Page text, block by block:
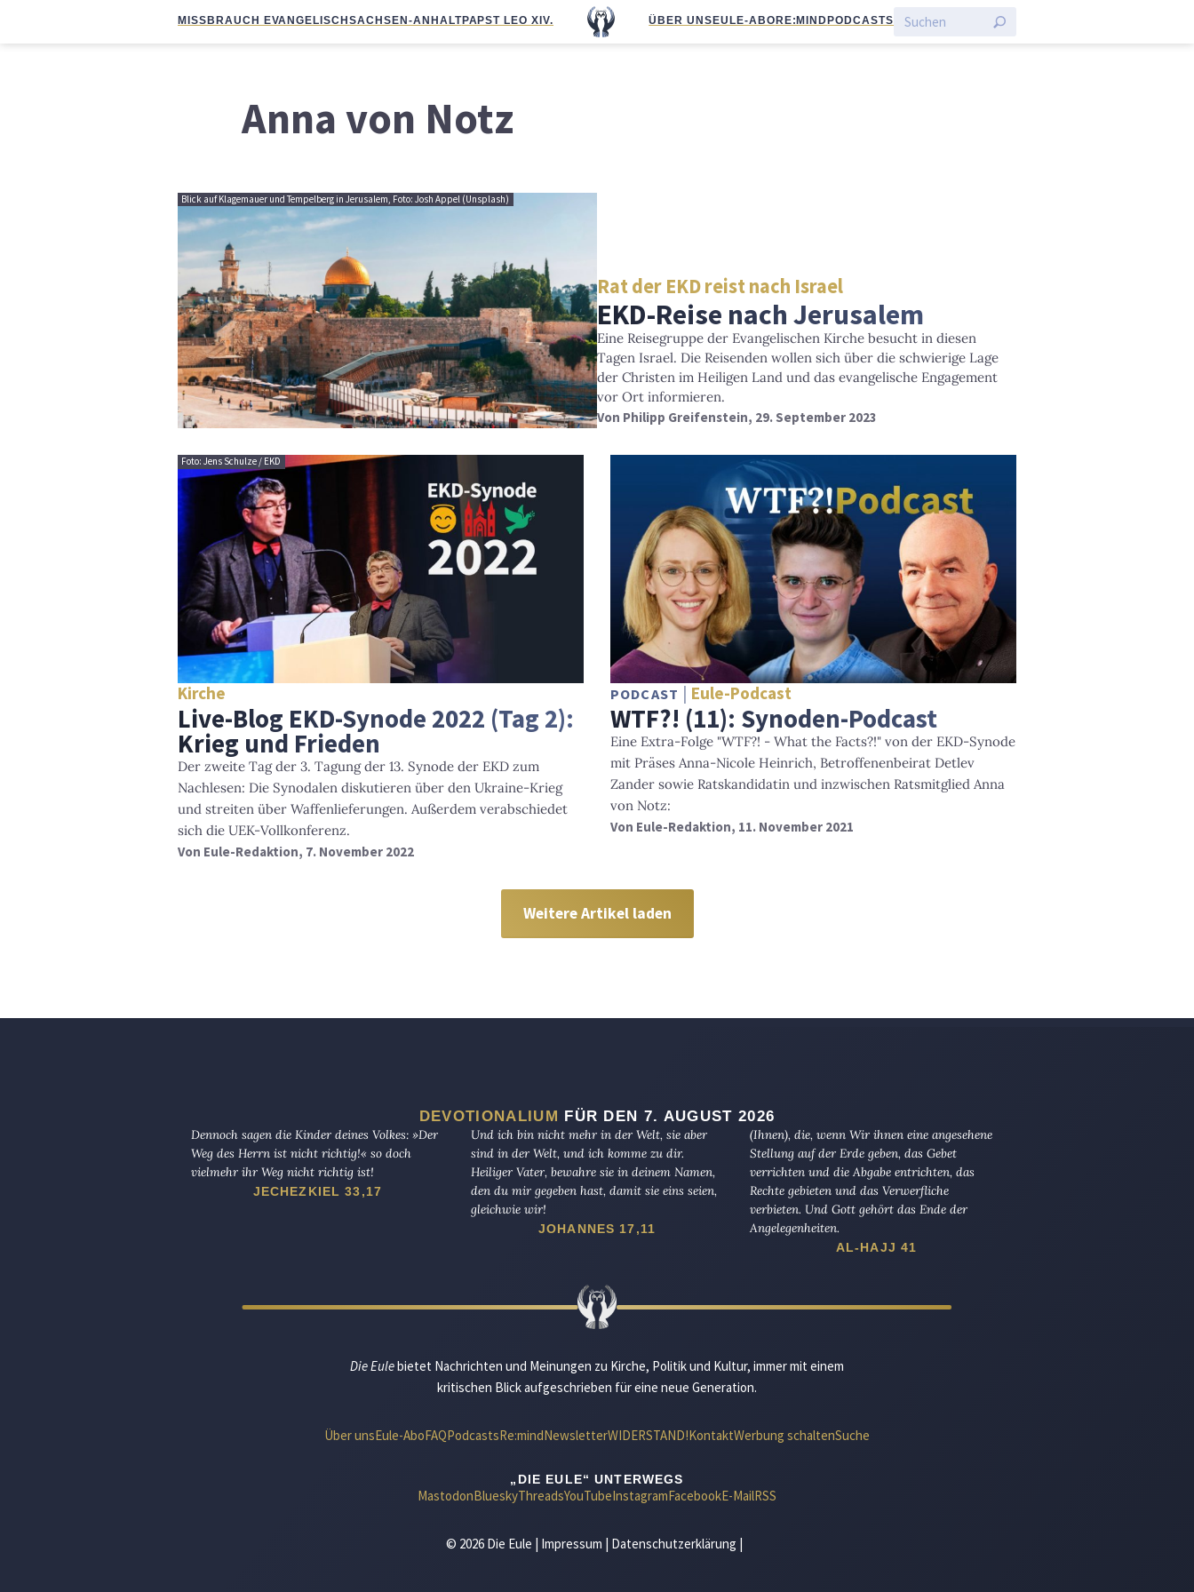
MISSBRAUCH EVANGELISCHSACHSEN-ANHALTPAPST LEO XIV. ÜBER UNS EULE-ABO RE:MIND PODCASTS
Anna von Notz
Blick auf Klagemauer und Tempelberg in Jerusalem, Foto: Josh Appel (Unsplash)
Rat der EKD reist nach Israel
EKD-Reise nach Jerusalem
Eine Reisegruppe der Evangelischen Kirche besucht in diesen
Tagen Israel. Die Reisenden wollen sich über die schwierige Lage
der Christen im Heiligen Land und das evangelische Engagement
vor Ort informieren.
Von Philipp Greifenstein, 29. September 2023
Foto: Jens Schulze / EKD
Kirche
Live-Blog EKD-Synode 2022 (Tag 2):
Krieg und Frieden
Der zweite Tag der 3. Tagung der 13. Synode der EKD zum
Nachlesen: Die Synodalen diskutieren über den Ukraine-Krieg
und streiten über Waffenlieferungen. Außerdem verabschiedet
sich die UEK-Vollkonferenz.
Von Eule-Redaktion, 7. November 2022
PODCAST Eule-Podcast
WTF?! (11): Synoden-Podcast
Eine Extra-Folge "WTF?! - What the Facts?!" von der EKD-Synode
mit Präses Anna-Nicole Heinrich, Betroffenenbeirat Detlev
Zander sowie Ratskandidatin und inzwischen Ratsmitglied Anna
von Notz:
Von Eule-Redaktion, 11. November 2021
Weitere Artikel laden
DEVOTIONALIUM
FÜR DEN 7. AUGUST 2026
Dennoch sagen die Kinder deines Volkes: »Der
Weg des Herrn ist nicht richtig!« so doch
vielmehr ihr Weg nicht richtig ist!
JECHEZKIEL 33,17
Und ich bin nicht mehr in der Welt, sie aber
sind in der Welt, und ich komme zu dir.
Heiliger Vater, bewahre sie in deinem Namen,
den du mir gegeben hast, damit sie eins seien,
gleichwie wir!
JOHANNES 17,11
(Ihnen), die, wenn Wir ihnen eine angesehene
Stellung auf der Erde geben, das Gebet
verrichten und die Abgabe entrichten, das
Rechte gebieten und das Verwerfliche
verbieten. Und Gott gehört das Ende der
Angelegenheiten.
AL-HAJJ 41
Die Eulebietet Nachrichten und Meinungen zu Kirche, Politik und Kultur, immer mit einem
kritischen Blick aufgeschrieben für eine neue Generation.
Über unsEule-AboFAQPodcastsRe:mindNewsletterWIDERSTAND!KontaktWerbung schaltenSuche
„DIE EULE“ UNTERWEGS
MastodonBlueskyThreadsYouTubeInstagramFacebookE-MailRSS
© 2026 Die Eule | Impressum Datenschutzerklärung